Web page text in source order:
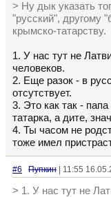
> Ну дык указать
"русский", другому
крымско-татарству.
1. У нас тут не
человеков.
2. Еще разок - в
отсутствует.
3. Это как так -
татарка, а дите,
4. Ты часом не
тоже имел
#6 Пупкин | 11:55
> 1. У нас тут не